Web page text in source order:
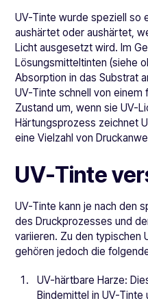
UV-Tinte wurde speziell
aushärtet oder aushärtet,
Licht ausgesetzt wird. Im
Lösungsmitteltinten (siehe
Absorption in das Substrat
UV-Tinte schnell von einem
Zustand um, wenn sie UV-
Härtungsprozess zeichnet
eine Vielzahl von
UV-Tinte
UV-Tinte kann je nach den
des Druckprozesses und
variieren. Zu den typischen
gehören jedoch die
UV-härtbare Harze:
Bindemittel in UV-